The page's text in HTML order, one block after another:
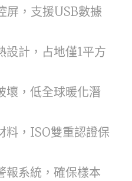
屏，支援USB數據
設計，占地僅1平方
壞，低全球暖化潛
料，ISO雙重認證保
報系統，確保樣本